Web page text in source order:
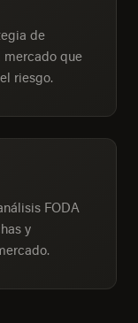
de
mercado que
riesgo.
FODA
y